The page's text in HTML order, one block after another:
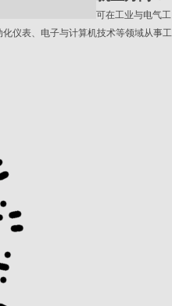
可在工业与电气工
仪表、电子与计算机技术等领域从事工